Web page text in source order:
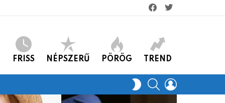
facebooktwitter
FRISS NÉPSZERŰ PÖRÖG TREND
SWITCH
SKIN
KERES